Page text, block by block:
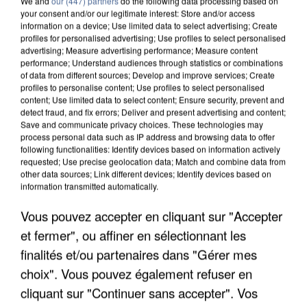
MAFIA INTERPELLÉ EN ALGÉRIE
your consent and/or our legitimate interest: Store and/or access
information on a device; Use limited data to select advertising; Create
profiles for personalised advertising; Use profiles to select personalised
advertising; Measure advertising performance; Measure content
performance; Understand audiences through statistics or combinations
of data from different sources; Develop and improve services; Create
profiles to personalise content; Use profiles to select personalised
content; Use limited data to select content; Ensure security, prevent and
detect fraud, and fix errors; Deliver and present advertising and content;
Save and communicate privacy choices. These technologies may
process personal data such as IP address and browsing data to offer
following functionalities: Identify devices based on information actively
requested; Use precise geolocation data; Match and combine data from
other data sources; Link different devices; Identify devices based on
information transmitted automatically.
Vous pouvez accepter en cliquant sur "Accepter
et fermer", ou affiner en sélectionnant les
finalités et/ou partenaires dans "Gérer mes
choix". Vous pouvez également refuser en
cliquant sur "Continuer sans accepter". Vos